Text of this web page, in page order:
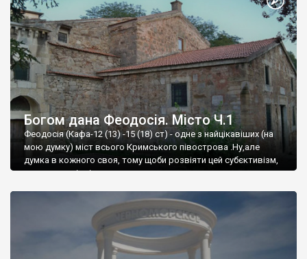
Богом дана Феодосія. Місто Ч.1
Феодосія (Кафа-12 (13) -15 (18) ст) - одне з найцікавіших (на
мою думку) міст всього Кримського півострова .Ну,але
думка в кожного своя, тому щоби розвіяти цей субєктивізм,
запрошую відвідати це